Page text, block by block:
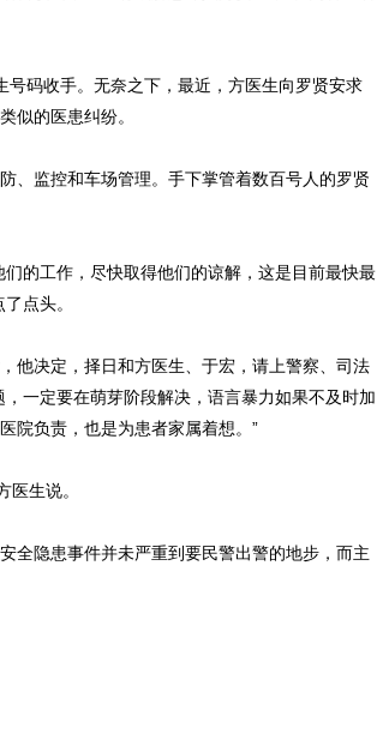
码收手。无奈之下，最近，方医生向罗贤安求
似的医患纠纷。
监控和车场管理。手下掌管着数百号人的罗贤
的工作，尽快取得他们的谅解，这是目前最快最
点头。
决定，择日和方医生、于宏，请上警察、司法
一定要在萌芽阶段解决，语言暴力如果不及时加
院负责，也是为患者家属着想。”
生说。
隐患事件并未严重到要民警出警的地步，而主